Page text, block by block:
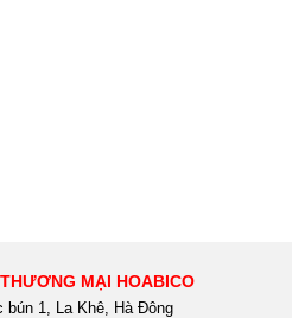
MẠI HOABICO
bún 1, La Khê, Hà Đông